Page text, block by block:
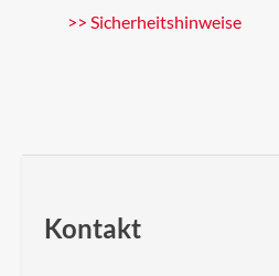
>> Sicherheitshinweise
Kontakt